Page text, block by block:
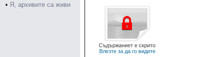
• Я, архивите са живи
Съдържаниет е скрито
Влезте за да го видите